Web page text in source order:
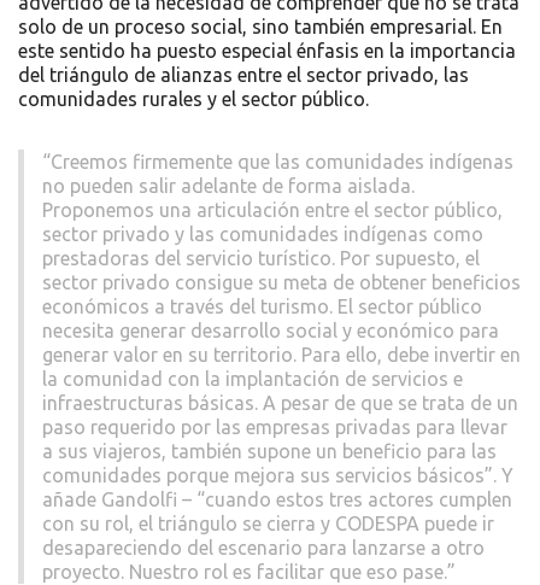
solo de un proceso social, sino también empresarial. En
este sentido ha puesto especial énfasis en la importancia
del triángulo de alianzas entre el sector privado, las
comunidades rurales y el sector público.
“Creemos firmemente que las comunidades indígenas
no pueden salir adelante de forma aislada.
Proponemos una articulación entre el sector público,
sector privado y las comunidades indígenas como
prestadoras del servicio turístico. Por supuesto, el
sector privado consigue su meta de obtener beneficios
económicos a través del turismo. El sector público
necesita generar desarrollo social y económico para
generar valor en su territorio. Para ello, debe invertir en
la comunidad con la implantación de servicios e
infraestructuras básicas. A pesar de que se trata de un
paso requerido por las empresas privadas para llevar
a sus viajeros, también supone un beneficio para las
comunidades porque mejora sus servicios básicos”. Y
añade Gandolfi – “cuando estos tres actores cumplen
con su rol, el triángulo se cierra y CODESPA puede ir
desapareciendo del escenario para lanzarse a otro
proyecto. Nuestro rol es facilitar que eso pase.”